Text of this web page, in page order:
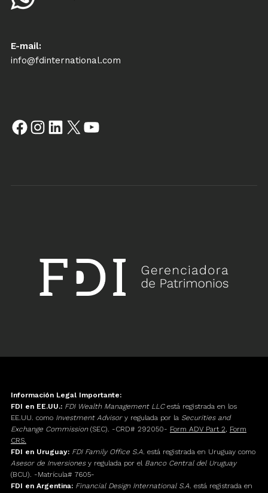
E-mail:
info@fdinternational.com
Información Legal Importante:
FDI en EE.UU.: FDI Wealth Management LLCestá registrada en los
EE.UU. como Investment Advisory regulada por la Securities and
Exchange Commission(SEC). -CRD# 292050- Form ADV Part 2, Form
CRS.
FDI en Uruguay: FDI Family Office S.A. está registrada en Uruguay como
Asesor de Inversionesy regulada por el Banco Central del Uruguay
(BCU). -Matrícula# 7605-
FDI en Argentina: Financial Design International S.A. está registrada en